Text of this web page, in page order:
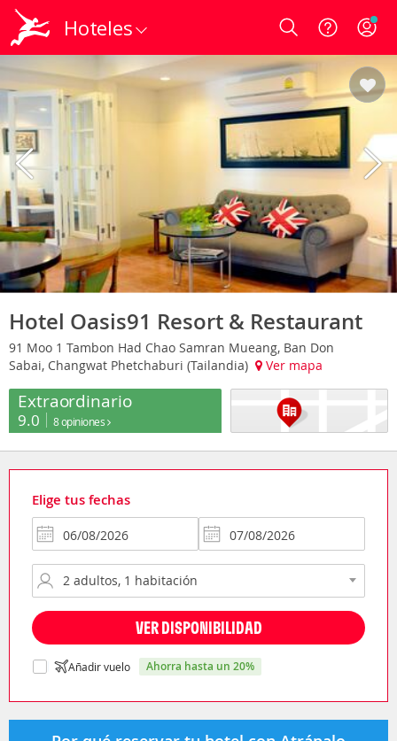
Hoteles Login
Hotel Oasis91 Resort & Restaurant
91 Moo 1 Tambon Had Chao Samran Mueang, Ban Don
Sabai, Changwat Phetchaburi (Tailandia)
Ver mapa
Extraordinario
9.0 8 opiniones
Elige tus fechas
VER DISPONIBILIDAD
Añadir vuelo ahorra hasta un 20%